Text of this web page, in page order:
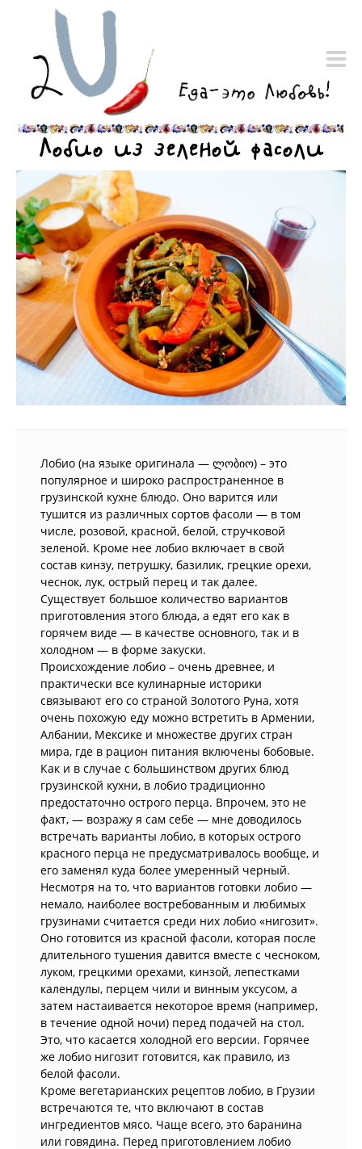
Лобио из зеленой фасоли
Лобио (на языке оригинала — ლობიო) – это
популярное и широко распространенное в
грузинской кухне блюдо. Оно варится или
тушится из различных сортов фасоли — в том
числе, розовой, красной, белой, стручковой
зеленой. Кроме нее лобио включает в свой
состав кинзу, петрушку, базилик, грецкие орехи,
чеснок, лук, острый перец и так далее.
Существует большое количество вариантов
приготовления этого блюда, а едят его как в
горячем виде — в качестве основного, так и в
холодном — в форме закуски.
Происхождение лобио – очень древнее, и
практически все кулинарные историки
связывают его со страной Золотого Руна, хотя
очень похожую еду можно встретить в Армении,
Албании, Мексике и множестве других стран
мира, где в рацион питания включены бобовые.
Как и в случае с большинством других блюд
грузинской кухни, в лобио традиционно
предостаточно острого перца. Впрочем, это не
факт, — возражу я сам себе — мне доводилось
встречать варианты лобио, в которых острого
красного перца не предусматривалось вообще, и
его заменял куда более умеренный черный.
Несмотря на то, что вариантов готовки лобио —
немало, наиболее востребованным и любимых
грузинами считается среди них лобио «нигозит».
Оно готовится из красной фасоли, которая после
длительного тушения давится вместе с чесноком,
луком, грецкими орехами, кинзой, лепестками
календулы, перцем чили и винным уксусом, а
затем настаивается некоторое время (например,
в течение одной ночи) перед подачей на стол.
Это, что касается холодной его версии. Горячее
же лобио нигозит готовится, как правило, из
белой фасоли.
Кроме вегетарианских рецептов лобио, в Грузии
встречаются те, что включают в состав
ингредиентов мясо. Чаще всего, это баранина
или говядина. Перед приготовлением лобио